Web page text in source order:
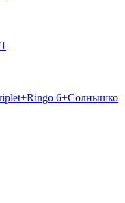
6+Солнышко